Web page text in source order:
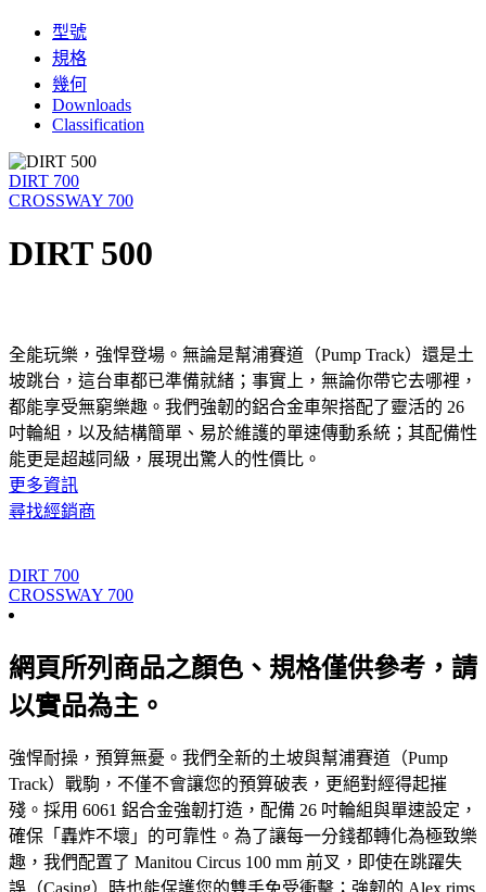
型號
規格
幾何
Downloads
Classification
DIRT 700
CROSSWAY 700
DIRT 500
全能玩樂，強悍登場。無論是幫浦賽道（Pump Track）還是土
坡跳台，這台車都已準備就緒；事實上，無論你帶它去哪裡，
都能享受無窮樂趣。我們強韌的鋁合金車架搭配了靈活的 26
吋輪組，以及結構簡單、易於維護的單速傳動系統；其配備性
能更是超越同級，展現出驚人的性價比。
更多資訊
尋找經銷商
DIRT 700
CROSSWAY 700
網頁所列商品之顏色、規格僅供參考，請
以實品為主。
強悍耐操，預算無憂。我們全新的土坡與幫浦賽道（Pump
Track）戰駒，不僅不會讓您的預算破表，更絕對經得起摧
殘。採用 6061 鋁合金強韌打造，配備 26 吋輪組與單速設定，
確保「轟炸不壞」的可靠性。為了讓每一分錢都轉化為極致樂
趣，我們配置了 Manitou Circus 100 mm 前叉，即使在跳躍失